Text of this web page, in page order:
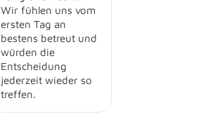
Wir fühlen uns vom
ersten Tag an
bestens betreut und
würden die
Entscheidung
jederzeit wieder so
treffen.